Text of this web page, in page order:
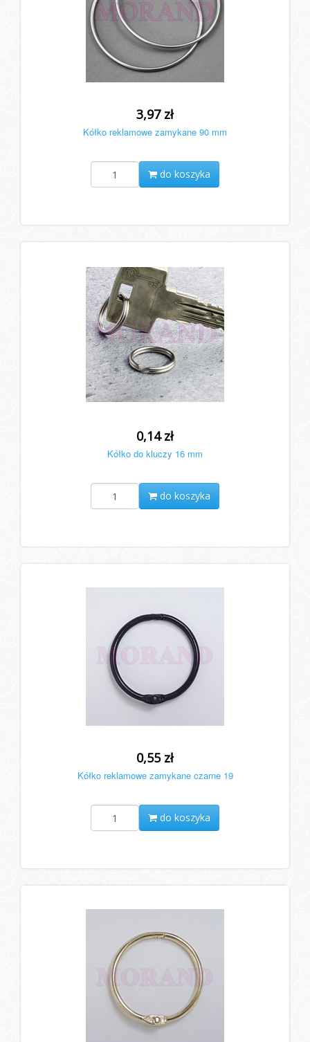
3,97 zł
Kółko reklamowe zamykane 90 mm
do koszyka
0,14 zł
Kółko do kluczy 16 mm
do koszyka
0,55 zł
Kółko reklamowe zamykane czarne 19
do koszyka